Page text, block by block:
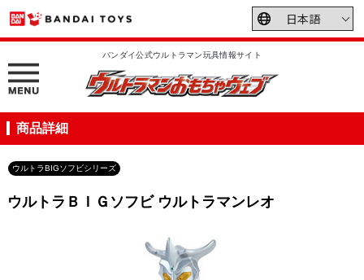
バンダイ公式ウルトラマン玩具情報サイト
商品詳細
ウルトラBIGソフビシリーズ
ウルトラＢＩＧソフビ ウルトラマンレオ